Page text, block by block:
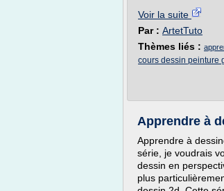
Voir la suite
Par : ArtetTuto
Thèmes liés :
cours dessin peinture
Apprendre à
Apprendre à
série, je voudrais
dessin en
plus